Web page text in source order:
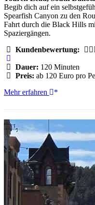
Begib dich auf ein
Spearfish Canyon zu den
Fahrt durch die Black Hills
Spaziergängen.
Kundenbewertung:
Dauer: 120 Minuten
Preis: ab 120 Euro pro
Deadwood:
im
Roughlock
Falls
Canyon
Mehr erfahren